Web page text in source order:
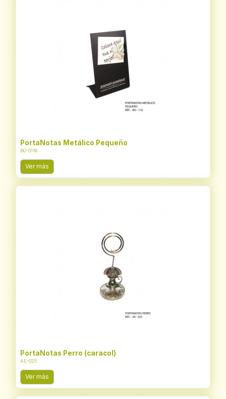
PortaNotas Metálico Pequeño
BO-0116
Ver más
PortaNotas Perro (caracol)
AE-025
Ver más